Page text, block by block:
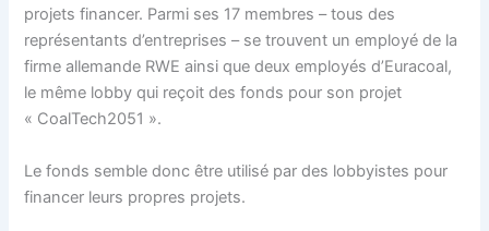
projets financer. Parmi ses 17 membres – tous des
représentants d’entreprises – se trouvent un employé de la
firme allemande RWE ainsi que deux employés d’Euracoal,
le même lobby qui reçoit des fonds pour son projet
« CoalTech2051 ».
Le fonds semble donc être utilisé par des lobbyistes pour
financer leurs propres projets.